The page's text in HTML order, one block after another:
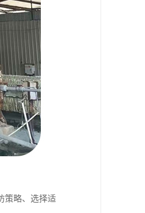
策略、选择适